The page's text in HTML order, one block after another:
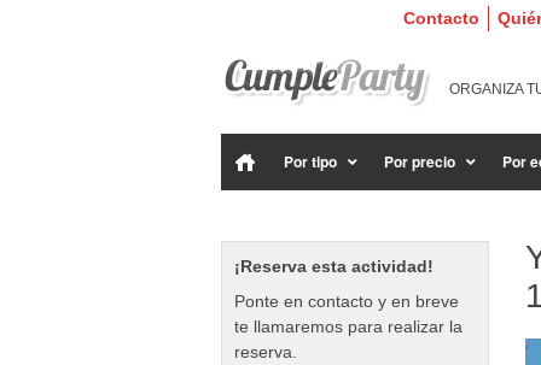
Contacto
ORGANIZA
Por tipo Por precio Por
¡Reserva esta actividad!
Ponte en contacto y en breve
te llamaremos para realizar la
reserva.